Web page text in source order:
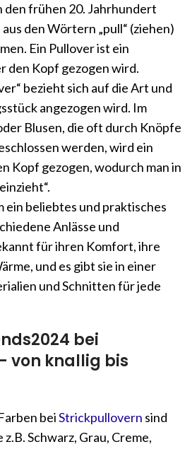
den frühen 20. Jahrhundert
den Wörtern „pull“ (ziehen)
Ein Pullover ist ein
den Kopf gezogen wird.
bezieht sich auf die Art und
angezogen wird. Im
Blusen, die oft durch Knöpfe
werden, wird ein
Kopf gezogen, wodurch man in
ein beliebtes und praktisches
Anlässe und
für ihren Komfort, ihre
und es gibt sie in einer
und Schnitten für jede
bei
von knallig bis
beiStrickpullovern sind
Schwarz, Grau, Creme,